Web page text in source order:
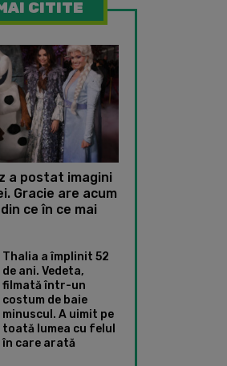
CITITE
a postat imagini
Gracie are acum
ce în ce mai
Thalia a împlinit 52
de ani. Vedeta,
filmată într-un
costum de baie
minuscul. A uimit pe
toată lumea cu felul
în care arată